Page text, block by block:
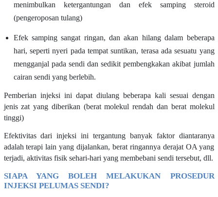
menimbulkan ketergantungan dan efek samping steroid
(pengeroposan tulang)
Efek samping sangat ringan, dan akan hilang dalam beberapa
hari, seperti nyeri pada tempat suntikan, terasa ada sesuatu yang
mengganjal pada sendi dan sedikit pembengkakan akibat jumlah
cairan sendi yang berlebih.
Pemberian injeksi ini dapat diulang beberapa kali sesuai dengan
jenis zat yang diberikan (berat molekul rendah dan berat molekul
tinggi)
Efektivitas dari injeksi ini tergantung banyak faktor diantaranya
adalah terapi lain yang dijalankan, berat ringannya derajat OA yang
terjadi, aktivitas fisik sehari-hari yang membebani sendi tersebut, dll.
SIAPA YANG BOLEH MELAKUKAN PROSEDUR
INJEKSI PELUMAS SENDI?